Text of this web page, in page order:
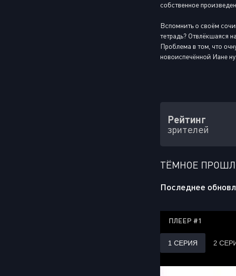
собственное
Вспомнить о своём
тетрадь? Отвлёкшаяся
Проблема в том, что
новоиспечённой Иане
Рейтинг
зрителей
ТЁМНОЕ
Последнее
ПЛЕЕР #1